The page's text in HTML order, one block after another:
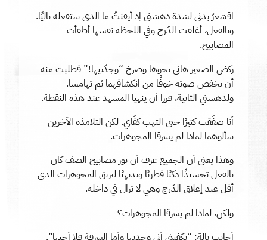
اقشعرّ بدني لشدة دهشتي إذ أيقنتُ ما الذي ستفعله تاليًا.
وبالفعل، أغلقت الدُرج وفي اللحظة نفسها أطفأت
المصابيح.
ركض الصغير هاني نحوها وصرخ “وجدّتيها!” فطلبت منه
أن يخفض صوته خوفًا من انكشافهما ثم تهامسا.
ولدهشتي الثانية، قررا أن ينهيا المشهد عند هذه النقطة.
أنا صفّقت كثيرًا حتى التهب كفّاي. لكن التلامذة الآخرين
سألوهما لماذا لم يسرقا المجوهرات.
وهذا يعني أن الجميع عرف أن نور مصابيح الصف كان
بالفعل تجسيدًا ذكيًا فطريًا وبديهيًا لبريق المجوهرات الذي
أفل عند إغلاق الدُرج وهي لا تزال في داخله.
ولكن، لماذا لم يسرقا المجوهرات؟
أجابت تالة: “يكفيني أني وجدتها وأما السرقة فلا أحبها”.